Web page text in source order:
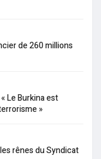
de 260 millions
Le Burkina est
»
rênes du Syndicat